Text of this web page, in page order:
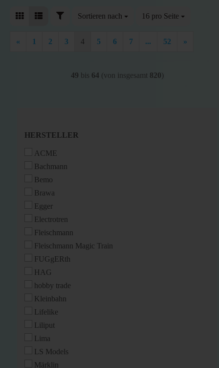
FILTERSortieren nach
Sortieren nach 16 pro Seite
pro Seite
« 1 2 3 4 5 6 7 ... 52 »
49 bis 64 (von insgesamt 820 )
HERSTELLER
HERSTELLER
ACME
Bachmann
Bemo
Brawa
Egger
Electrotren
Fleischmann
Fleischmann Magic Train
FUGgERth
HAG
hobby trade
Kleinbahn
Lifelike
Liliput
Lima
LS Models
Märklin